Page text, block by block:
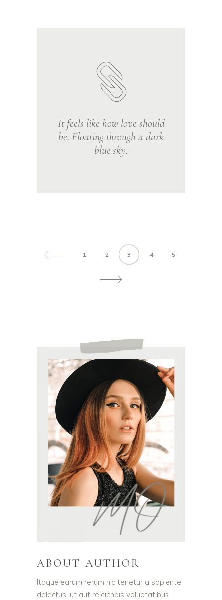
It feels like how love should
be. Floating through a dark
blue sky.
1 2 3 4 5
ABOUT AUTHOR
Itaque earum rerum hic tenetur a sapiente
delectus, ut aut reiciendis voluptatibus